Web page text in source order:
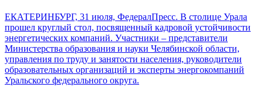
ЕКАТЕРИНБУРГ, 31 июля, ФедералПресс. В столице Урала
прошел круглый стол, посвященный кадровой устойчивости
энергетических компаний. Участники – представители
Министерства образования и науки Челябинской области,
управления по труду и занятости населения, руководители
образовательных организаций и эксперты энергокомпаний
Уральского федерального округа.